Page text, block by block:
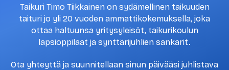
Taikuri Timo Tiikkainen on sydämellinen taikuuden
taituri jo yli 20 vuoden ammattikokemuksella, joka
ottaa haltuunsa yritysyleisöt, taikurikoulun
lapsioppilaat ja synttärijuhlien sankarit.
Ota yhteyttä ja suunnitellaan sinun päivääsi juhlistava